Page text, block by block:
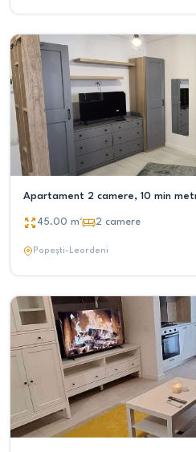
Apartament 2 camere, 10 min
45.00 m² 2 camere
Popești-Leordeni